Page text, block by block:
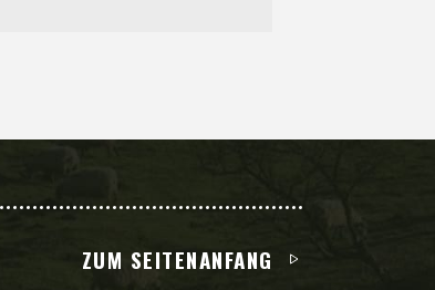
ZUM SEITENANFANG